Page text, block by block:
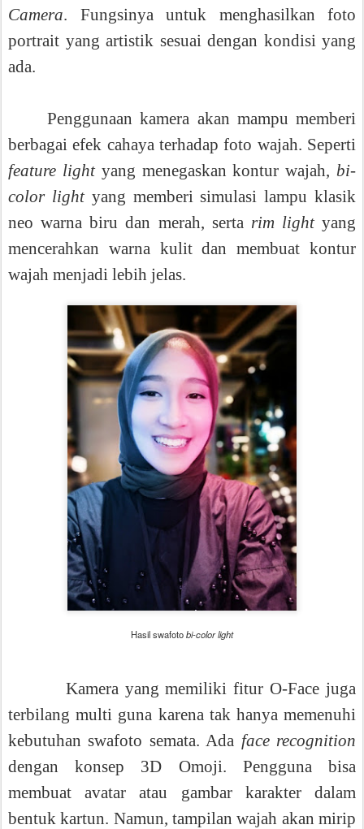
Camera. Fungsinya untuk menghasilkan foto
portrait yang artistik sesuai dengan kondisi yang
ada.
Penggunaan kamera akan mampu memberi
berbagai efek cahaya terhadap foto wajah. Seperti
feature lightyang menegaskan kontur wajah, bi-
color lightyang memberi simulasi lampu klasik
neo warna biru dan merah, serta rim lightyang
mencerahkan warna kulit dan membuat kontur
wajah menjadi lebih jelas.
Hasil swafotobi-color light
Kamera yang memiliki fitur O-Face juga
terbilang multi guna karena tak hanya memenuhi
kebutuhan swafoto semata. Ada face recognition
dengan konsep 3D Omoji. Pengguna bisa
membuat avatar atau gambar karakter dalam
bentuk kartun. Namun, tampilan wajah akan mirip